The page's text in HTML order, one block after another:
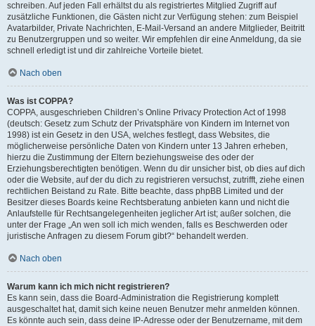
schreiben. Auf jeden Fall erhältst du als registriertes Mitglied Zugriff auf
zusätzliche Funktionen, die Gästen nicht zur Verfügung stehen: zum Beispiel
Avatarbilder, Private Nachrichten, E-Mail-Versand an andere Mitglieder, Beitritt
zu Benutzergruppen und so weiter. Wir empfehlen dir eine Anmeldung, da sie
schnell erledigt ist und dir zahlreiche Vorteile bietet.
Nach oben
Was ist COPPA?
COPPA, ausgeschrieben Children’s Online Privacy Protection Act of 1998
(deutsch: Gesetz zum Schutz der Privatsphäre von Kindern im Internet von
1998) ist ein Gesetz in den USA, welches festlegt, dass Websites, die
möglicherweise persönliche Daten von Kindern unter 13 Jahren erheben,
hierzu die Zustimmung der Eltern beziehungsweise des oder der
Erziehungsberechtigten benötigen. Wenn du dir unsicher bist, ob dies auf dich
oder die Website, auf der du dich zu registrieren versuchst, zutrifft, ziehe einen
rechtlichen Beistand zu Rate. Bitte beachte, dass phpBB Limited und der
Besitzer dieses Boards keine Rechtsberatung anbieten kann und nicht die
Anlaufstelle für Rechtsangelegenheiten jeglicher Art ist; außer solchen, die
unter der Frage „An wen soll ich mich wenden, falls es Beschwerden oder
juristische Anfragen zu diesem Forum gibt?“ behandelt werden.
Nach oben
Warum kann ich mich nicht registrieren?
Es kann sein, dass die Board-Administration die Registrierung komplett
ausgeschaltet hat, damit sich keine neuen Benutzer mehr anmelden können.
Es könnte auch sein, dass deine IP-Adresse oder der Benutzername, mit dem